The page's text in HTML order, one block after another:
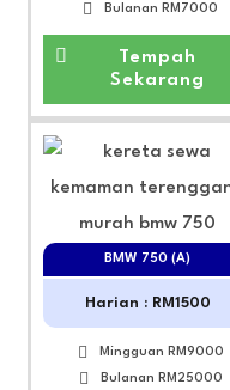
Bulanan RM7000
Tempah
Sekarang
BMW 750 (A)
Harian : RM1500
Mingguan RM9000
Bulanan RM25000